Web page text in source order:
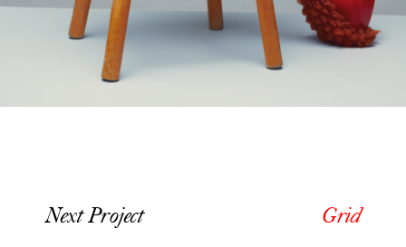
Next Project Grid